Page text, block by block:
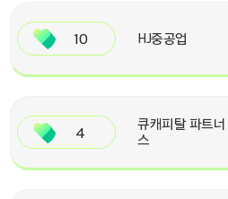
10 HJ중공업
4
큐캐피탈 파트너
스